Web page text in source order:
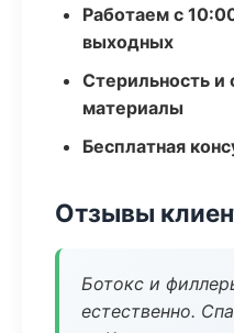
Работаем с
выходных
Стерильность и
материалы
Бесплатная
Отзывы
Ботокс и
естественно.